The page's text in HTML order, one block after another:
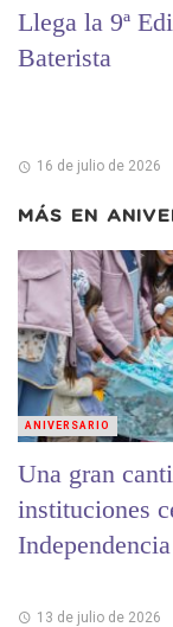
Llega la 9ª
Baterista
16 de julio de 2026
MÁS EN
Una gran
instituciones
13 de julio de 2026
ANIVERSARIO